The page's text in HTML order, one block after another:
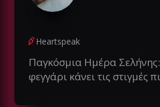
Heartspeak
Παγκόσμια Ημέρα Σελήνης:
φεγγάρι κάνει τις στιγμές